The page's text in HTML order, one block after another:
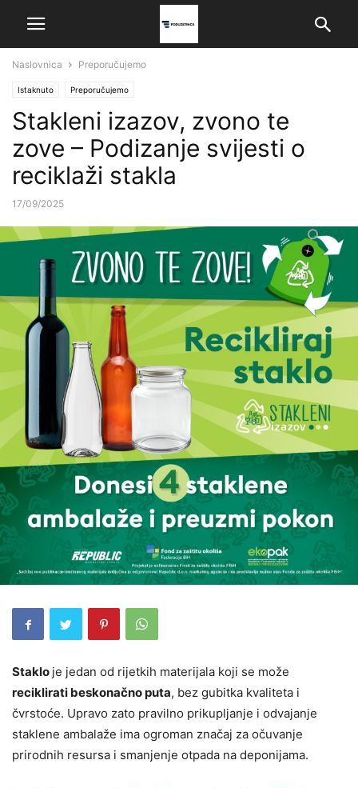
Naslovnica Preporučujemo
Istaknuto Preporučujemo
Stakleni izazov, zvono te
zove – Podizanje svijesti o
reciklaži stakla
17/09/2025
Staklo je jedan od rijetkih materijala koji se može
reciklirati beskonačno puta, bez gubitka kvaliteta i
čvrstoće. Upravo zato pravilno prikupljanje i odvajanje
staklene ambalaže ima ogroman značaj za očuvanje
prirodnih resursa i smanjenje otpada na deponijama.